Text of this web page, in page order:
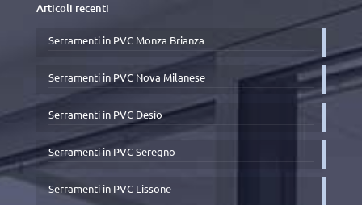
Articoli recenti
Serramenti in PVC Monza Brianza
Serramenti in PVC Nova Milanese
Serramenti in PVC Desio
Serramenti in PVC Seregno
Serramenti in PVC Lissone